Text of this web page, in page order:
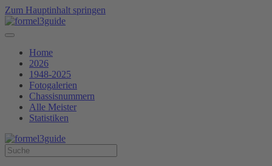
Zum Hauptinhalt springen
Home
2026
1948-2025
Fotogalerien
Chassisnummern
Alle Meister
Statistiken